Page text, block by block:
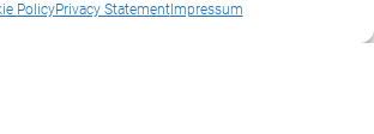
PolicyPrivacy StatementImpressum